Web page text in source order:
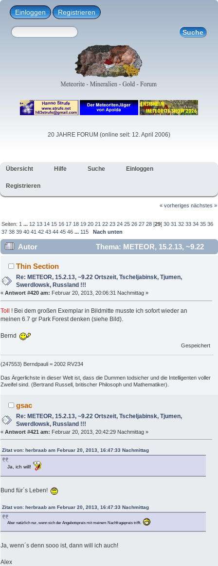
Einloggen Registrieren
20 JAHRE FORUM (online seit: 12. April 2006)
Übersicht Hilfe Suche Einloggen
Registrieren
« vorheriges nächstes »
Seiten: 1 ... 12 13 14 15 16 17 18 19 20 21 22 23 24 25 26 27 28 [29]30 31 32 33 34 35 36
37 38 39 40 41 42 43 44 45 46 ... 115 Nach unten
Autor
Thema: METEOR, 15.2.13, ~9.22
Ortszeit, Tscheljabinsk, Tjumen, Swerdlowsk, Russland !!!
(Gelesen 845644 mal)
Thin Section
Re: METEOR, 15.2.13, ~9.22 Ortszeit, Tscheljabinsk, Tjumen,
Swerdlowsk, Russland !!!
« Antwort #420 am: Februar 20, 2013, 20:06:31 Nachmittag »
Toll
! Bei dem großen Exemplar in Bildmitte musste ich sofort wieder an
meinen 6.7 gr Park Forest denken (siehe Bild).
Bernd
Gespeichert
(247553) Berndpauli = 2002 RV234
Das Ärgerlichste in dieser Welt ist, dass die Dummen todsicher und die Intelligenten voller
Zweifel sind. (Bertrand Russell, britischer Philosoph und Mathematiker).
gsac
Re: METEOR, 15.2.13, ~9.22 Ortszeit, Tscheljabinsk, Tjumen,
Swerdlowsk, Russland !!!
« Antwort #421 am: Februar 20, 2013, 20:42:29 Nachmittag »
Zitat von: herbraab am Februar 20, 2013, 16:47:33 Nachmittag
Ja, ich will!
Bund für´s Leben!
Zitat von: herbraab am Februar 20, 2013, 16:47:33 Nachmittag
Aber natürlich nur, wenn sich der Angebotspreis mit meinem Nachfragepreis trifft.
Ja, wenn´s denn sooo ist, dann will ich auch!
Alex